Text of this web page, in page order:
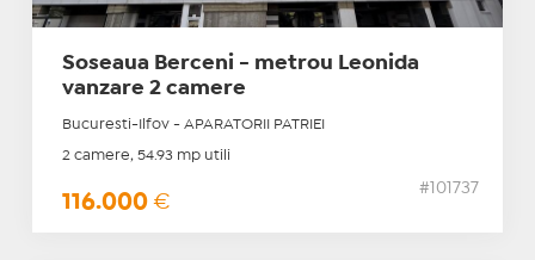
Soseaua Berceni - metrou Leonida
vanzare 2 camere
Bucuresti-Ilfov - APARATORII PATRIEI
2 camere, 54.93 mp utili
116.000 €
#101737